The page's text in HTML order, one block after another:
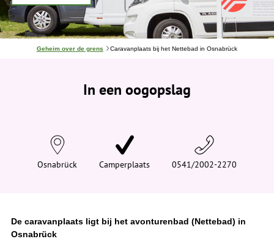
J
e
Geheim over de grens Caravanplaats bij het Nettebad in Osnabrück
In een oogopslag
Osnabrück Camperplaats 0541/2002-2270
De caravanplaats ligt bij het avonturenbad (Nettebad) in
Osnabrück